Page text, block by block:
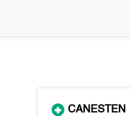
CANESTEN